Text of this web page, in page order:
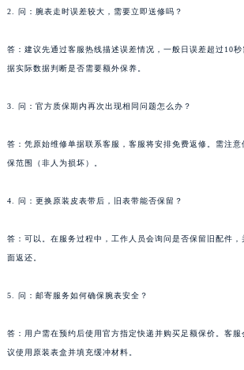
2. 问：腕表走时误差较大，需要立即送修吗？
答：建议先通过客服热线描述误差情况，一般日误差超过10
据实际数据判断是否需要额外保养。
3. 问：官方质保期内再次出现相同问题怎么办？
答：凭原始维修单据联系客服，客服将安排免费返修。需注
保范围（非人为损坏）。
4. 问：更换原装皮表带后，旧表带能否保留？
答：可以。在服务过程中，工作人员会询问是否保留旧配件
面返还。
5. 问：邮寄服务如何确保腕表安全？
答：用户需在预约后使用官方指定快递并购买足额保价。客
议使用原装表盒并填充缓冲材料。